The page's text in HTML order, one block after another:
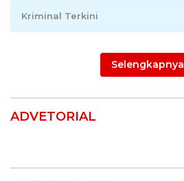
Kriminal Terkini
Selengkapnya
ADVETORIAL